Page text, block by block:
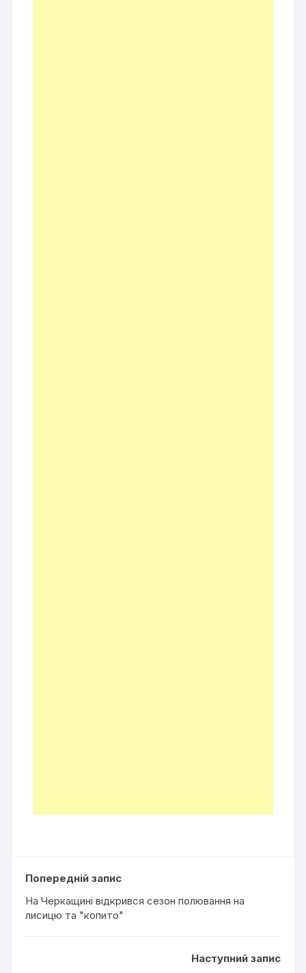
Попередній запис
На Черкащині відкрився сезон полювання на
лисицю та "копито"
Наступний запис